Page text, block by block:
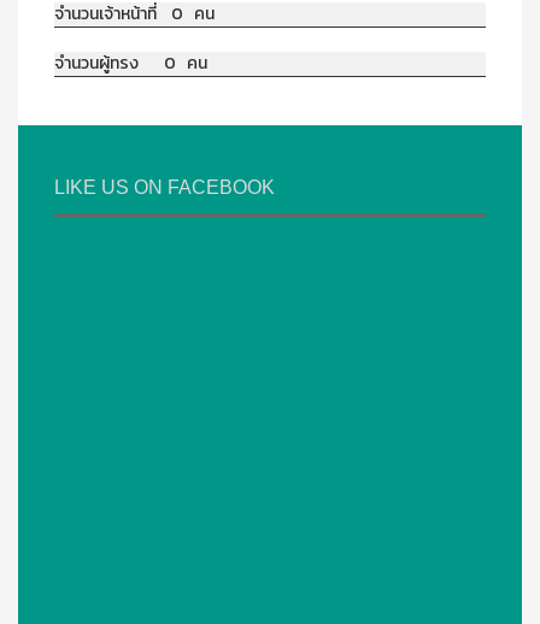
จำนวนเจ้าหน้าที่ 0 คน
จำนวนผู้ทรง 0 คน
LIKE US ON FACEBOOK